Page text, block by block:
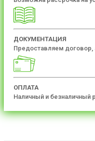
ДОКУМЕНТАЦИЯ
Предоставляем договор,
ОПЛАТА
Наличный и безналичный